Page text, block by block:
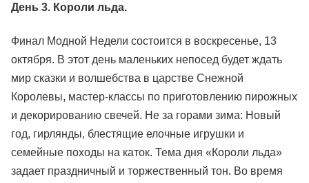
День 3. Короли льда.
Финал Модной Недели состоится в воскресенье, 13
октября. В этот день маленьких непосед будет ждать
мир сказки и волшебства в царстве Снежной
Королевы, мастер-классы по приготовлению пирожных
и декорированию свечей. Не за горами зима: Новый
год, гирлянды, блестящие елочные игрушки и
семейные походы на каток. Тема дня «Короли льда»
задает праздничный и торжественный тон. Во время